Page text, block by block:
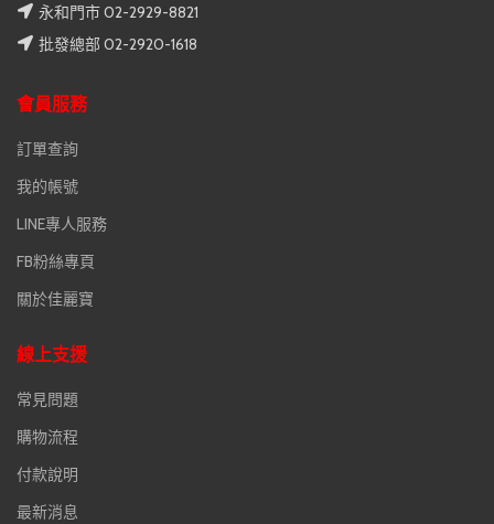
永和門市 02-2929-8821
批發總部 02-2920-1618
會員服務
訂單查詢
我的帳號
LINE專人服務
FB粉絲專頁
關於佳麗寶
線上支援
常見問題
購物流程
付款說明
最新消息